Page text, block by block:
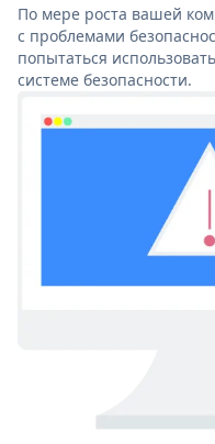
По мере роста вашей
с проблемами
попытаться
системе безопасности.